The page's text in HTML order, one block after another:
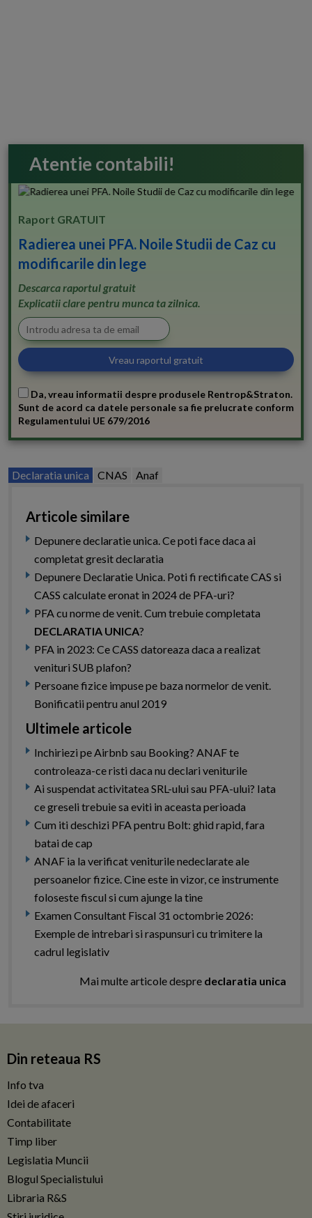
Atentie contabili!
Raport GRATUIT
Radierea unei PFA. Noile Studii de Caz cu
modificarile din lege
Descarca raportul gratuit
Explicatii clare pentru munca ta zilnica.
Da, vreau informatii despre produsele Rentrop&Straton.
Sunt de acord ca datele personale sa fie prelucrate conform
Regulamentului UE 679/2016
Declaratia unica CNAS Anaf
Articole similare
Depunere declaratie unica. Ce poti face daca ai
completat gresit declaratia
Depunere Declaratie Unica. Poti fi rectificate CAS si
CASS calculate eronat in 2024 de PFA-uri?
PFA cu norme de venit. Cum trebuie completata
DECLARATIA UNICA?
PFA in 2023: Ce CASS datoreaza daca a realizat
venituri SUB plafon?
Persoane fizice impuse pe baza normelor de venit.
Bonificatii pentru anul 2019
Ultimele articole
Inchiriezi pe Airbnb sau Booking? ANAF te
controleaza-ce risti daca nu declari veniturile
Ai suspendat activitatea SRL-ului sau PFA-ului? Iata
ce greseli trebuie sa eviti in aceasta perioada
Cum iti deschizi PFA pentru Bolt: ghid rapid, fara
batai de cap
ANAF ia la verificat veniturile nedeclarate ale
persoanelor fizice. Cine este in vizor, ce instrumente
foloseste fiscul si cum ajunge la tine
Examen Consultant Fiscal 31 octombrie 2026:
Exemple de intrebari si raspunsuri cu trimitere la
cadrul legislativ
Mai multe articole despre declaratia unica
Din reteaua RS
Info tva
Idei de afaceri
Contabilitate
Timp liber
Legislatia Muncii
Blogul Specialistului
Libraria R&S